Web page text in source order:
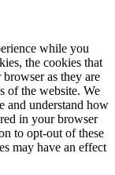
while you
the cookies that
browser as they are
of the website. We
and understand how
in your browser
to opt-out of these
may have an effect